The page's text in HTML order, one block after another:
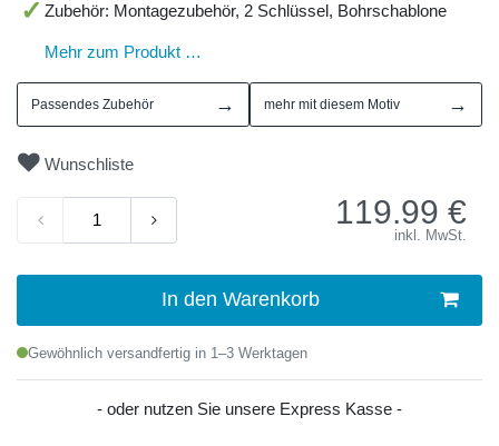
Zubehör: Montagezubehör, 2 Schlüssel, Bohrschablone
Mehr zum Produkt …
Passendes Zubehör → mehr mit diesem Motiv →
Wunschliste
119.99 €
inkl. MwSt.
In den Warenkorb
Gewöhnlich versandfertig in 1–3 Werktagen
- oder nutzen Sie unsere Express Kasse -